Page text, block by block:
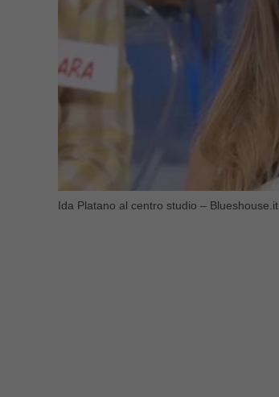
Ida Platano al centro studio – Blueshouse.it